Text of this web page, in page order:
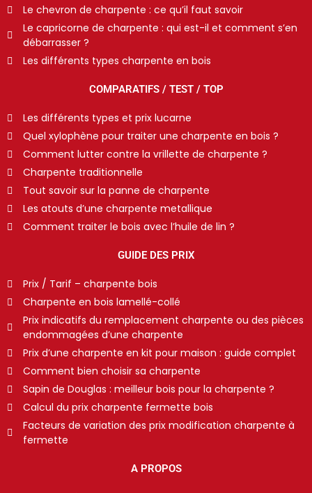
Le chevron de charpente : ce qu’il faut savoir
Le capricorne de charpente : qui est-il et comment s’en
débarrasser ?
Les différents types charpente en bois
COMPARATIFS / TEST / TOP
Les différents types et prix lucarne
Quel xylophène pour traiter une charpente en bois ?
Comment lutter contre la vrillette de charpente ?
Charpente traditionnelle
Tout savoir sur la panne de charpente
Les atouts d’une charpente metallique
Comment traiter le bois avec l’huile de lin ?
GUIDE DES PRIX
Prix / Tarif – charpente bois
Charpente en bois lamellé-collé
Prix indicatifs du remplacement charpente ou des pièces
endommagées d’une charpente
Prix d’une charpente en kit pour maison : guide complet
Comment bien choisir sa charpente
Sapin de Douglas : meilleur bois pour la charpente ?
Calcul du prix charpente fermette bois
Facteurs de variation des prix modification charpente à
fermette
A PROPOS